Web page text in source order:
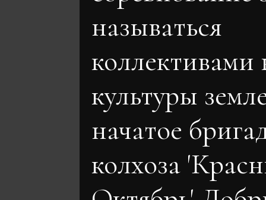
называться
коллективами
культуры
начатое
колхоза